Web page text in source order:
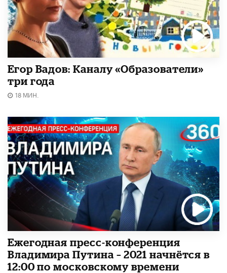
Егор Вадов: Каналу «Образователи»
три года
18 МИН.
Ежегодная пресс-конференция
Владимира Путина – 2021 начнётся в
12:00 по московскому времени